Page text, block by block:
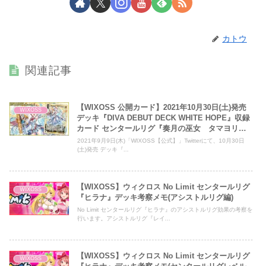
カトウ
関連記事
WIXOSS
【WIXOSS 公開カード】2021年10月30日(土)発売
デッキ『DIVA DEBUT DECK WHITE HOPE』収録
カード センタールリグ『奏月の巫女 タマヨリヒ
メ』
2021年9月9日(木)「WIXOSS【公式】」Twitterにて、10月30日
(土)発売 デッキ『...
WIXOSS
【WIXOSS】ウィクロス No Limit センタールリグ
『ヒラナ』デッキ考察メモ(アシストルリグ編)
No Limit センタールリグ『ヒラナ』のアシストルリグ効果の考察を
行います。アシストルリグ『レイ...
WIXOSS
【WIXOSS】ウィクロス No Limit センタールリグ